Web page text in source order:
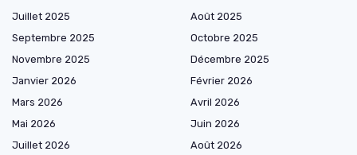
Juillet 2025
Août 2025
Septembre 2025
Octobre 2025
Novembre 2025
Décembre 2025
Janvier 2026
Février 2026
Mars 2026
Avril 2026
Mai 2026
Juin 2026
Juillet 2026
Août 2026